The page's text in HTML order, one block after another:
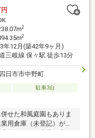
。お気軽にお問い合わ
Ｒ５．５頃の写真です
2
2
年12月(築42年9ヶ月)
三岐線 保々駅 徒歩13分
日市市中野町
駐車3台
せた和風庭園もありま
用倉庫（未登記）があ